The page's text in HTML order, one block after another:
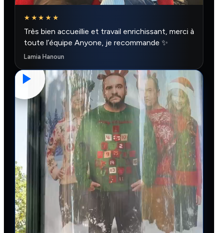
★★★★★
Très bien accueillie et travail enrichissant, merci à
toute l’équipe Anyone, je recommande ✨
Lamia Hanoun